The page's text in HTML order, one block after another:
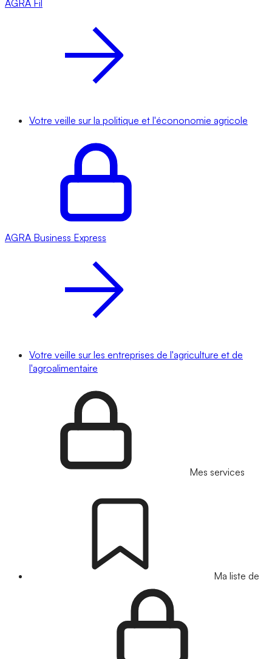
AGRA Fil
Votre veille sur la politique et l'écononomie agricole
AGRA Business Express
Votre veille sur les entreprises de l'agriculture et de
l'agroalimentaire
Mes services
Ma liste de